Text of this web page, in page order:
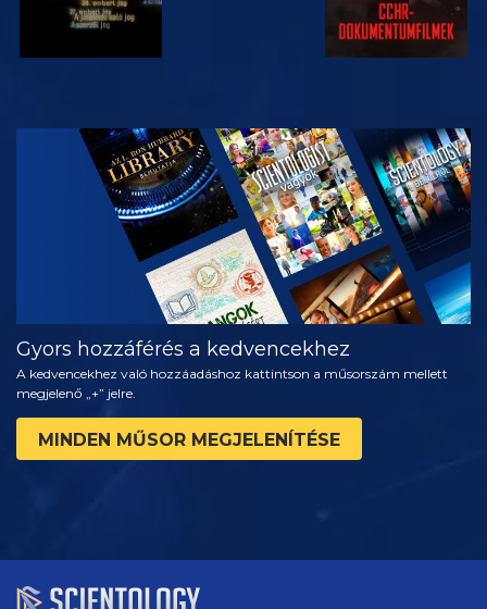
MŰSORNÉZÉS
A SOROZAT
RÉSZEI
Gyors hozzáférés a kedvencekhez
A kedvencekhez való hozzáadáshoz kattintson a műsorszám mellett
megjelenő „+” jelre.
MINDEN MŰSOR MEGJELENÍTÉSE